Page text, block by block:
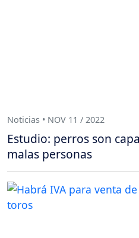
Noticias • NOV 11 / 2022
Estudio: perros son
malas personas